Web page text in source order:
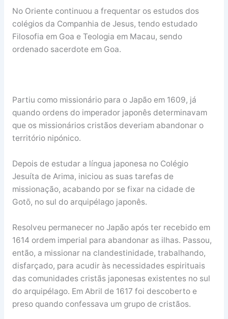
No Oriente continuou a frequentar os estudos dos
colégios da Companhia de Jesus, tendo estudado
Filosofia em Goa e Teologia em Macau, sendo
ordenado sacerdote em Goa.
Partiu como missionário para o Japão em 1609, já
quando ordens do imperador japonês determinavam
que os missionários cristãos deveriam abandonar o
território nipónico.
Depois de estudar a língua japonesa no Colégio
Jesuíta de Arima, iniciou as suas tarefas de
missionação, acabando por se fixar na cidade de
Gotō, no sul do arquipélago japonês.
Resolveu permanecer no Japão após ter recebido em
1614 ordem imperial para abandonar as ilhas. Passou,
então, a missionar na clandestinidade, trabalhando,
disfarçado, para acudir às necessidades espirituais
das comunidades cristãs japonesas existentes no sul
do arquipélago. Em Abril de 1617 foi descoberto e
preso quando confessava um grupo de cristãos.